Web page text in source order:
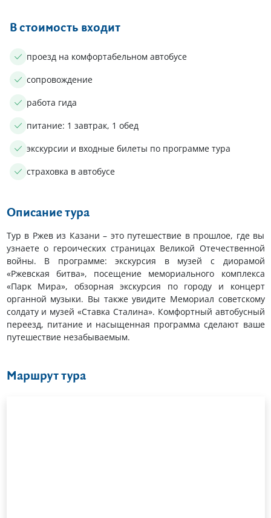
В стоимость входит
проезд на комфортабельном автобусе
сопровождение
работа гида
питание: 1 завтрак, 1 обед
экскурсии и входные билеты по программе тура
страховка в автобусе
Описание тура
Тур в Ржев из Казани – это путешествие в прошлое, где вы
узнаете о героических страницах Великой Отечественной
войны. В программе: экскурсия в музей с диорамой
«Ржевская битва», посещение мемориального комплекса
«Парк Мира», обзорная экскурсия по городу и концерт
органной музыки. Вы также увидите Мемориал советскому
солдату и музей «Ставка Сталина». Комфортный автобусный
переезд, питание и насыщенная программа сделают ваше
путешествие незабываемым.
Маршрут тура